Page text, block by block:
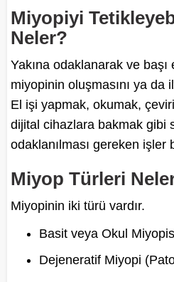
Miyopiyi
Neler?
Yakına odaklanarak ve başı
miyopinin oluşmasını ya da
El işi yapmak, okumak,
dijital cihazlara bakmak gibi
odaklanılması gereken işler
Miyop Türleri
Miyopinin iki türü vardır.
Basit veya Okul
Dejeneratif Miyopi